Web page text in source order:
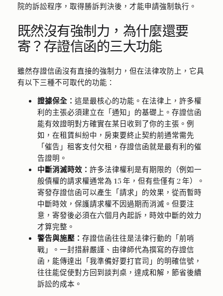
院的訴訟程序，取得勝訴判決後，才能申請強制執行。
既然沒有強制力，為什麼還要
寄？存證信函的三大功能
雖然存證信函沒有直接的強制力，但在法律攻防上，它具
有以下三種不可取代的功能：
證據保全： 這是最核心的功能。在法律上，許多權
利的主張必須建立在「通知」的基礎上。存證信函
能有效證明對方確實在某日收到了你的主張。例
如，在租賃糾紛中，房東要終止契約前通常需先
「催告」租客支付欠租，存證信函就是最有利的催
告證明。
中斷消滅時效： 許多法律權利是有期限的（例如一
般債權的請求權通常為 15 年，但有些僅有 2 年）。
寄發存證信函可以產生「請求」的效果，從而暫時
中斷時效，保護請求權不因過期而消滅。但要注
意，寄發後必須在六個月內起訴，時效中斷的效力
才算完整。
警告與施壓： 存證信函往往是法律行動的「前哨
戰」。一封措辭嚴謹、由律師代為撰寫的存證信
函，能傳達出「我準備好要打官司」的明確信號，
往往能促使對方回到談判桌，達成和解，節省後續
訴訟的成本。